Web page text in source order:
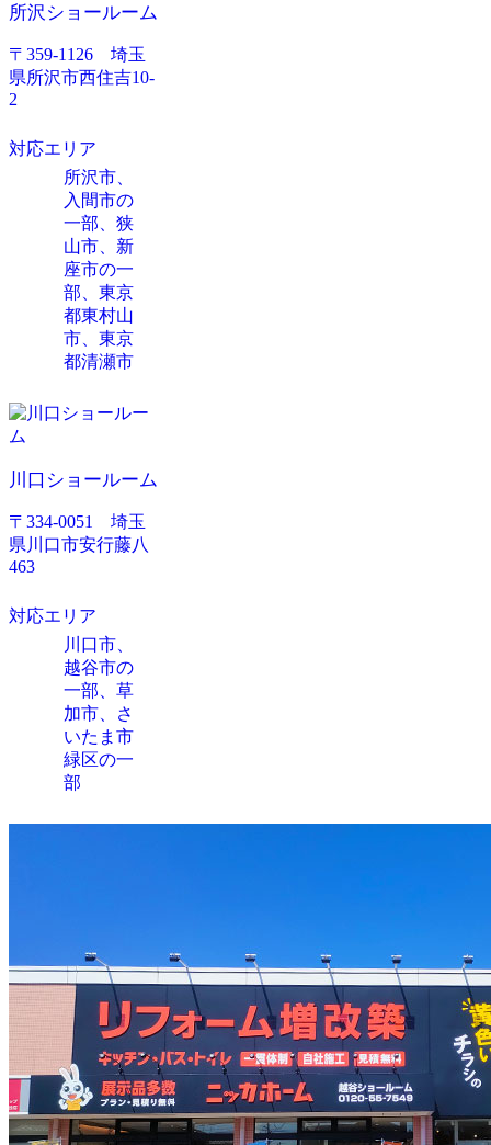
所沢ショールーム
〒359-1126 埼玉
県所沢市西住吉10-
2
対応エリア
所沢市、
入間市の
一部、狭
山市、新
座市の一
部、東京
都東村山
市、東京
都清瀬市
川口ショールーム
〒334-0051 埼玉
県川口市安行藤八
463
対応エリア
川口市、
越谷市の
一部、草
加市、さ
いたま市
緑区の一
部